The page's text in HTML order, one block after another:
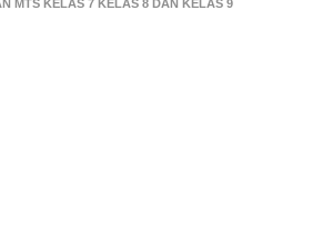
MTS KELAS 7 KELAS 8 DAN KELAS 9